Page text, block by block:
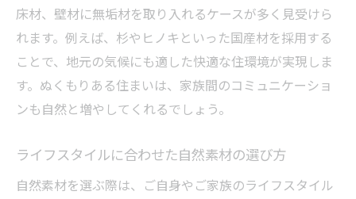
床材、壁材に無垢材を取り入れるケースが多く見受けら
れます。例えば、杉やヒノキといった国産材を採用する
ことで、地元の気候にも適した快適な住環境が実現しま
す。ぬくもりある住まいは、家族間のコミュニケーショ
ンも自然と増やしてくれるでしょう。
ライフスタイルに合わせた自然素材の選び方
自然素材を選ぶ際は、ご自身やご家族のライフスタイル